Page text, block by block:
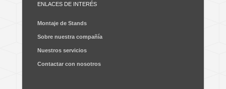
ENLACES DE INTERÉS
Montaje de Stands
Sobre nuestra compañía
Nuestros servicios
Contactar con nosotros